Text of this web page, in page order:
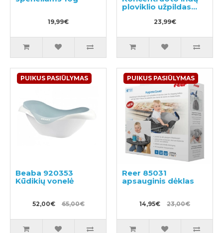
19,99€
ploviklio užpildas
23,99€
PUIKUS PASIŪLYMAS
Beaba 920353
Kūdikių vonelė
52,00€ 65,00€
PUIKUS PASIŪLYMAS
Reer 85031
apsauginis dėklas
14,95€ 23,00€